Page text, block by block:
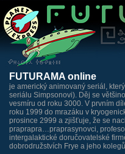
FUTURAMA online
je americký animovaný seriál,
seriálu Simpsonovi). Děj se
vesmíru od roku 3000. V prvním
roku 1999 do mrazáku v
prosince 2999 a zjišťuje, že se
praprapra…praprasynovci,
intergalaktické doručovatelské
dobrodružstvích Frye a jeho